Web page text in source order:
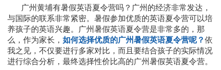
广州黄埔有暑假英语夏令营吗？广州的经济非常发达，
与国际的联系非常紧密。暑假参加优质的英语夏令营可以培
养孩子的英语兴趣。广州暑假英语夏令营是非常多的，那
么，作为家长， 如何选择优质的广州暑假英语夏令营呢？依
我之见，不仅要进行多家对比，而且要结合孩子的实际情况
进行综合分析，最终选择性价比高的广州暑假英语夏令营。